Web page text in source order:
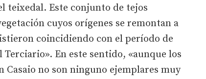
teixedal. Este conjunto de tejos
cuyos orígenes se remontan a
coincidiendo con el período de
Terciario». En este sentido, «aunque los
Casaio no son ninguno ejemplares muy